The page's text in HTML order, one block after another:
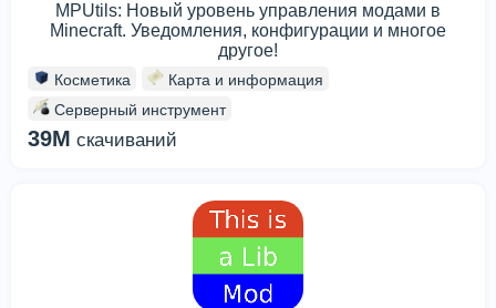
MPUtils: Новый уровень управления модами в
Minecraft. Уведомления, конфигурации и многое
другое!
Косметика
Карта и информация
Серверный инструмент
39M скачиваний